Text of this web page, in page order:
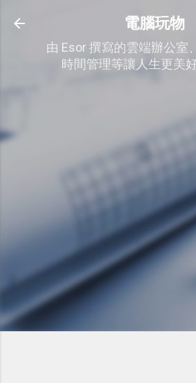
跳到主要內容
電腦玩物
由 Esor 撰寫的雲端辦公室
時間管理等讓人生更美